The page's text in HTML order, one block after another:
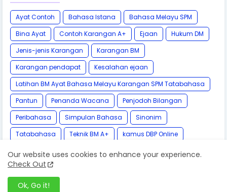
Ayat Contoh Bahasa Istana
Bahasa Melayu SPM
Bina Ayat
Contoh Karangan A+ Ejaan
Hukum DM
Jenis-jenis Karangan
Karangan BM
Karangan pendapat
Kesalahan ejaan
Latihan BM Ayat Bahasa Melayu Karangan SPM Tatabahasa
Pantun
Penanda Wacana
Penjodoh Bilangan
Peribahasa
Simpulan Bahasa
Sinonim
Tatabahasa
Teknik BM A+ kamus DBP Online
Our website uses cookies to enhance your experience.
Check Out
Ok, Go it!